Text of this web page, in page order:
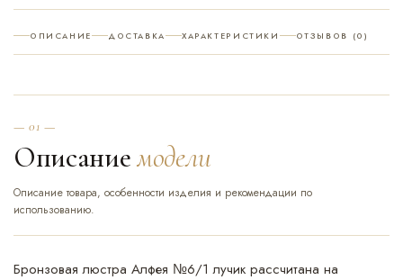
ОПИСАНИЕ ДОСТАВКА ХАРАКТЕРИСТИКИ ОТЗЫВОВ (0)
— 01 —
Описаниемодели
Описание товара, особенности изделия и рекомендации по
использованию.
Бронзовая люстра Алфея №6/1 лучик рассчитана на